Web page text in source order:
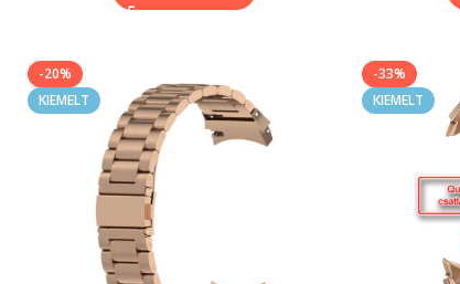
-20%
KIEMELT
-33%
KIEMELT